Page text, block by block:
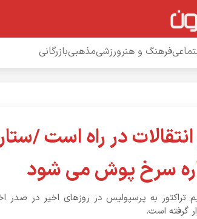
فرهنگ و هنرورزشیمذهبیبازرگانی
در راه است /
سرخ پوش می شود
تراکتور به پرسپولیس در روزهای اخیر در صدر
گرفته است.